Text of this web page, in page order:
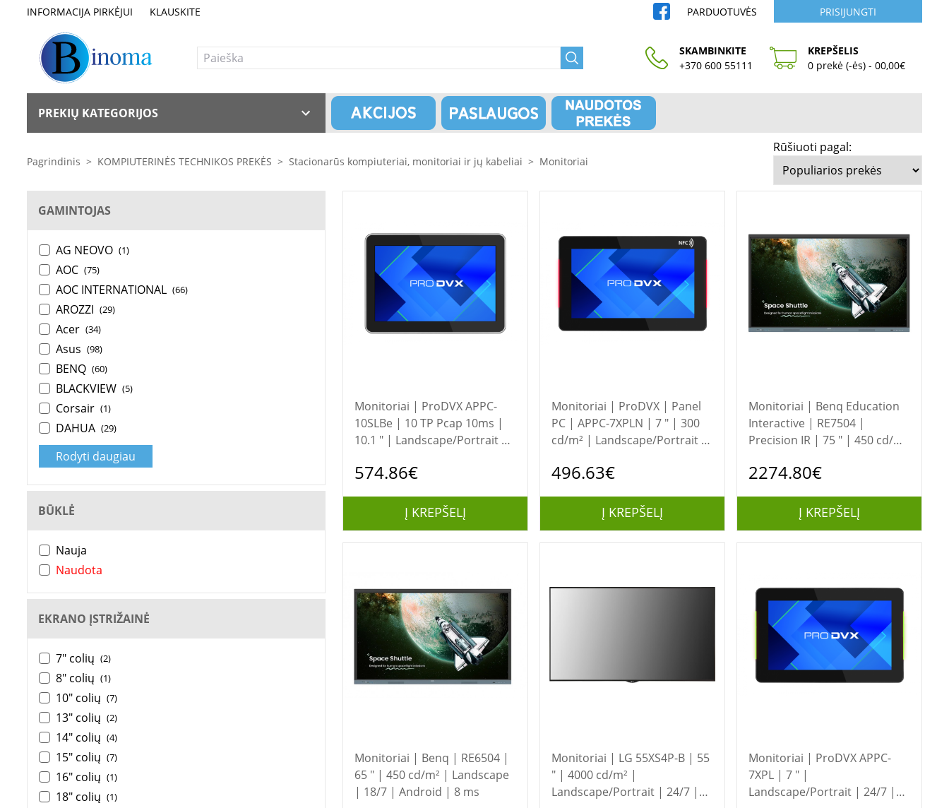
INFORMACIJA PIRKĖJUI KLAUSKITE PARDUOTUVĖS PRISIJUNGTI
SKAMBINKITE
+370 600 55111
KREPŠELIS
0 prekė (-ės) - 00,00€
PREKIŲ KATEGORIJOS
Pagrindinis > KOMPIUTERINĖS TECHNIKOS PREKĖS > Stacionarūs kompiuteriai, monitoriai ir jų kabeliai > Monitoriai
Rūšiuoti pagal:
GAMINTOJAS
AG NEOVO (1)
AOC (75)
AOC INTERNATIONAL (66)
AROZZI (29)
Acer (34)
Asus (98)
BENQ (60)
BLACKVIEW (5)
Corsair (1)
DAHUA (29)
Rodyti daugiau
BŪKLĖ
Nauja
Naudota
EKRANO ĮSTRIŽAINĖ
7" colių (2)
8" colių (1)
10" colių (7)
13" colių (2)
14" colių (4)
15" colių (7)
16" colių (1)
18" colių (1)
Monitoriai | ProDVX APPC-
10SLBe | 10 TP Pcap 10ms |
10.1 " | Landscape/Portrait |
| 500 cd/m² | Touchscreen
574.86€
Į KREPŠELĮ
Monitoriai | ProDVX | Panel
PC | APPC-7XPLN | 7 " | 300
cd/m² | Landscape/Portrait |
Wi-Fi | 130 ° | 140 °
496.63€
Į KREPŠELĮ
Monitoriai | Benq Education
Interactive | RE7504 |
Precision IR | 75 " | 450 cd/m²
| A73 × 4 + A53 × 4 | 8 ms |
2274.80€
Į KREPŠELĮ
Monitoriai | Benq | RE6504 |
65 " | 450 cd/m² | Landscape
| 18/7 | Android | 8 ms
Monitoriai | LG 55XS4P-B | 55
" | 4000 cd/m² |
Landscape/Portrait | 24/7 |
Monitoriai | ProDVX APPC-
7XPL | 7 " |
Landscape/Portrait | 24/7 |